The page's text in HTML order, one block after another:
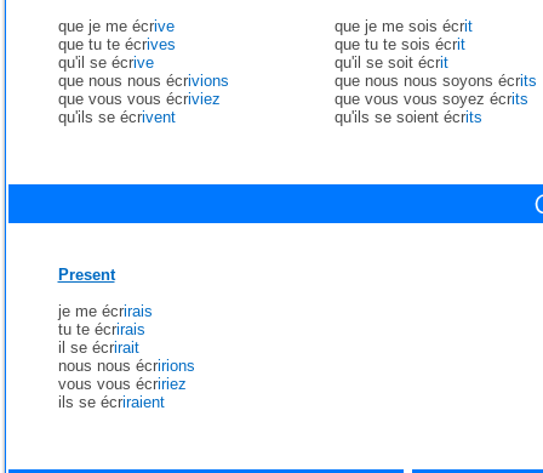
que je me écrive
que tu te écrives
qu'il se écrive
que nous nous écrivions
que vous vous écriviez
qu'ils se écrivent
que je me sois écrit
que tu te sois écrit
qu'il se soit écrit
que nous nous soyons écrits
que vous vous soyez écrits
qu'ils se soient écrits
Present
je me écrirais
tu te écrirais
il se écrirait
nous nous écririons
vous vous écririez
ils se écriraient